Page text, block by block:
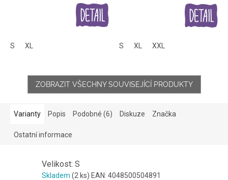
S XL S XL XXL
ZOBRAZIT VŠECHNY SOUVISEJÍCÍ PRODUKTY
Varianty Popis Podobné (6) Diskuze Značka
Ostatní informace
Velikost: S
Skladem (2 ks) EAN: 4048500504891